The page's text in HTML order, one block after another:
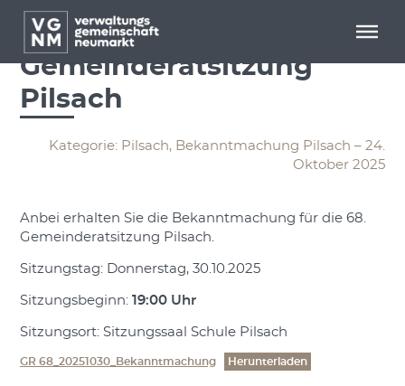
Menü überspringen
Menü überspringen
Bekanntmachung 68.
Gemeinderatsitzung
Pilsach
Kategorie: Pilsach, Bekanntmachung Pilsach – 24.
Oktober 2025
Anbei erhalten Sie die Bekanntmachung für die 68.
Gemeinderatsitzung Pilsach.
Sitzungstag: Donnerstag, 30.10.2025
Sitzungsbeginn:19:00 Uhr
Sitzungsort: Sitzungssaal Schule Pilsach
GR 68_20251030_Bekanntmachung Herunterladen